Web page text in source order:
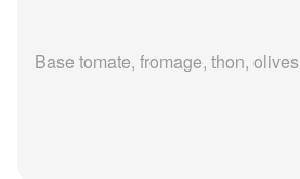
Base tomate, fromage, thon, olives